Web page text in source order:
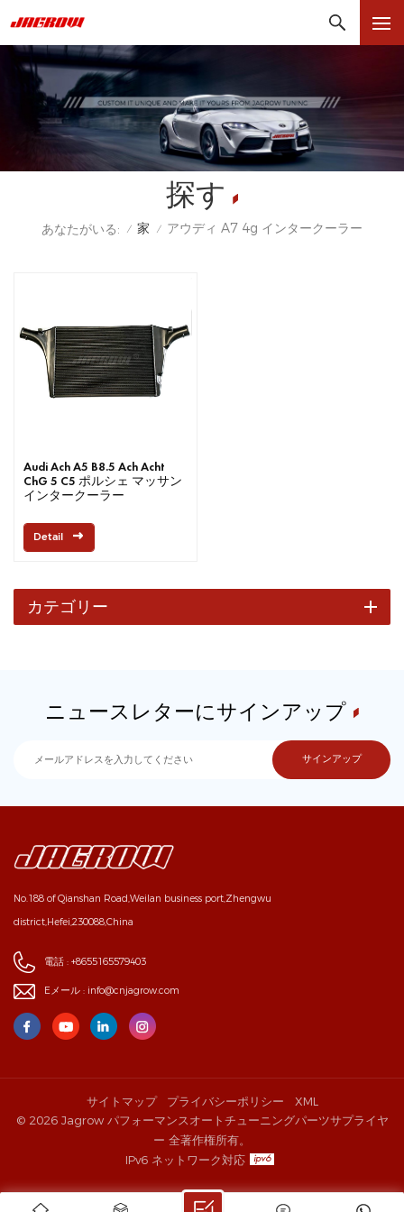
探す
あなたがいる: / 家 / アウディ A7 4g インタークーラー
Audi Ach A5 B8.5 Ach Acht
ChG 5 C5 ポルシェ マッサン
インタークーラー
Detail
カテゴリー
ニュースレターにサインアップ
No.188 of Qianshan Road,Weilan business port,Zhengwu
district,Hefei,230088,China
電話 : +8655165579403
Eメール : info@cnjagrow.com
サイトマップ プライバシーポリシー
XML
© 2026 Jagrow パフォーマンスオートチューニングパーツサプライヤ
ー 全著作権所有。
IPv6 ネットワーク対応